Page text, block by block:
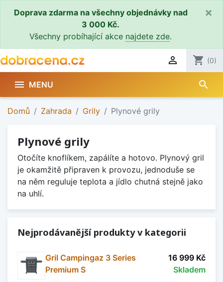
Doprava zdarma na všechny objednávky nad
3 000 Kč.
Všechny probíhající akce najdete zde.
×
 shopping_cart (0)
 MENU search
Domů Zahrada Grily Plynové grily
Plynové grily
Otočíte knoflíkem, zapálíte a hotovo. Plynový gril
je okamžitě připraven k provozu, jednoduše se
na něm reguluje teplota a jídlo chutná stejně jako
na uhlí.
Nejprodávanější produkty v kategorii
Gril Campingaz 3 Series
Premium S
16 999 Kč
Skladem